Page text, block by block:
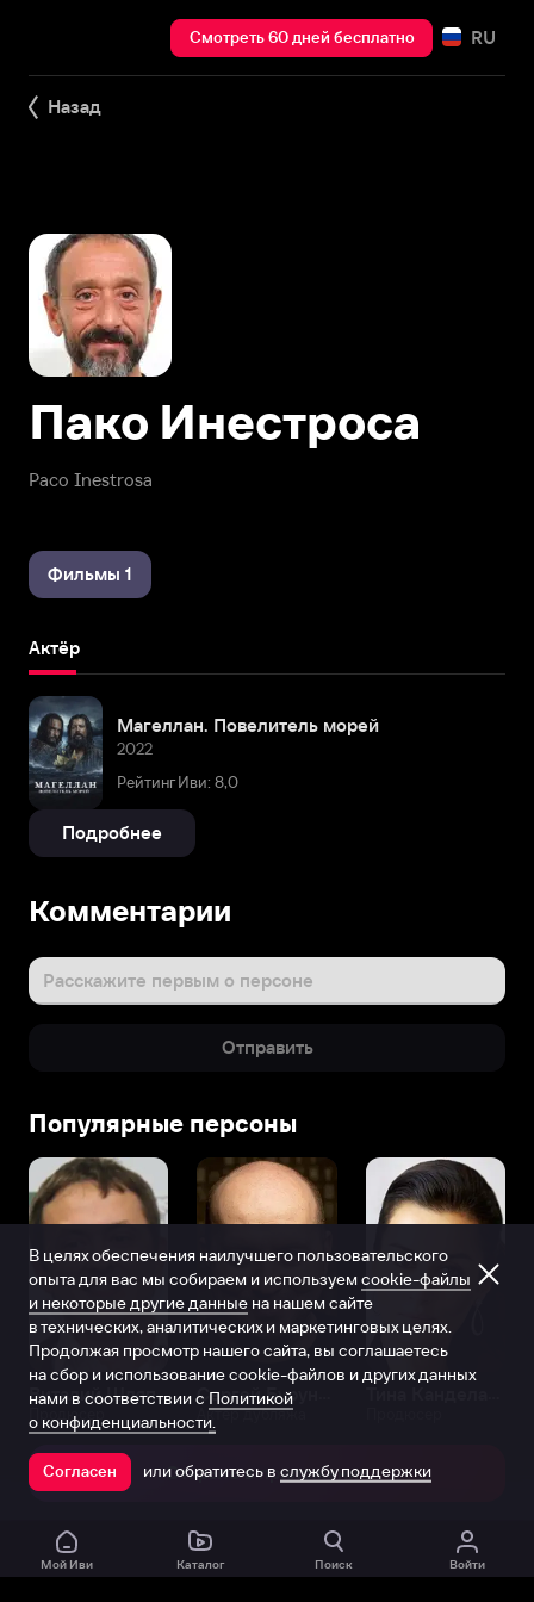
Смотреть 60 дней бесплатно RU
Назад
Paco Inestrosa
Пако Инестроса
Фильмы 1
Актёр
Магеллан. Повелитель морей
2022
Рейтинг Иви: 8,0
Подробнее
Комментарии
Расскажите первым о персоне
Отправить
Популярные персоны
Виталий Шляппо
Продюсер Актёр дубляжа
Открыть в приложении
Мой Иви Каталог Поиск Войти
В целях обеспечения наилучшего пользовательского
опыта для вас мы собираем и используем cookie-файлы
и некоторые другие данные на нашем сайте
в технических, аналитических и маркетинговых целях.
Продолжая просмотр нашего сайта, вы соглашаетесь
на сбор и использование cookie-файлов и других данных
нами в соответствии с Политикой
о конфиденциальности.
Согласен или обратитесь в службу поддержки